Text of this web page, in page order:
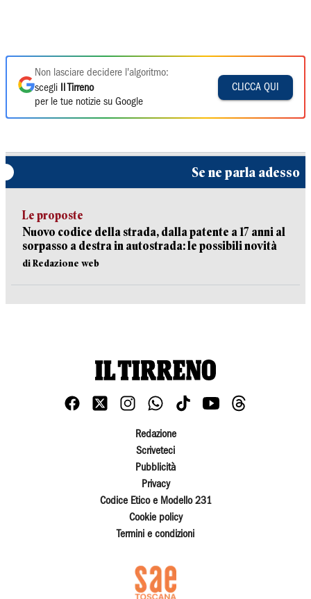
Non lasciare decidere l'algoritmo:
scegli
Il Tirreno
per le tue notizie su Google
CLICCA QUI
Se ne parla adesso
Le proposte
Nuovo codice della strada, dalla patente a 17 anni al
sorpasso a destra in autostrada: le possibili novità
di Redazione web
Redazione
Scriveteci
Pubblicità
Privacy
Codice Etico e Modello 231
Cookie policy
Termini e condizioni